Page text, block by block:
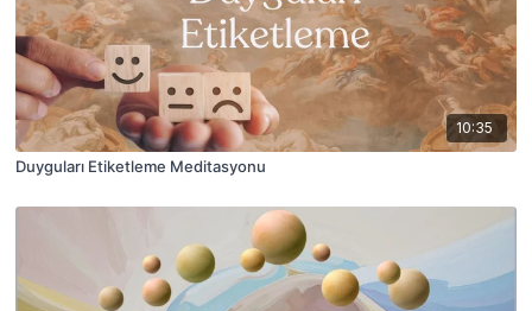
10:35
Duyguları Etiketleme Meditasyonu